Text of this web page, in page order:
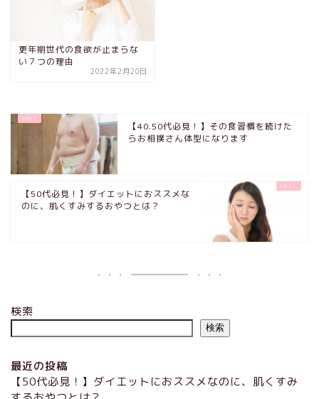
更年期世代の食欲が止まらな
い７つの理由
2022年2月20日
【40.50代必見！】その食習慣を続けた
らお相撲さん体型になります
【50代必見！】ダイエットにおススメな
のに、肌くすみするおやつとは？
検索
検索
最近の投稿
【50代必見！】ダイエットにおススメなのに、肌くすみ
プロフィール